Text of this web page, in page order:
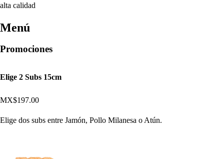
alta calidad
Menú
Promociones
Elige 2 Subs 15cm
MX$197.00
Elige dos subs entre Jamón, Pollo Milanesa o Atún.